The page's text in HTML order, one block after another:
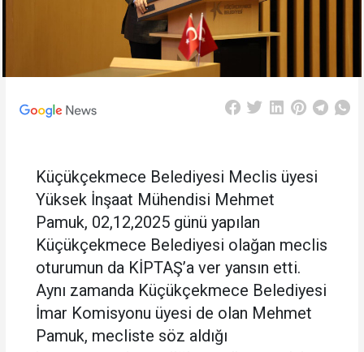
Küçükçekmece Belediyesi Meclis üyesi
Yüksek İnşaat Mühendisi Mehmet
Pamuk, 02,12,2025 günü yapılan
Küçükçekmece Belediyesi olağan meclis
oturumun da KİPTAŞ’a ver yansın etti.
Aynı zamanda Küçükçekmece Belediyesi
İmar Komisyonu üyesi de olan Mehmet
Pamuk, mecliste söz aldığı